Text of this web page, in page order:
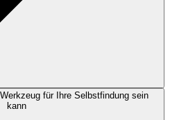
für Ihre Selbstfindung sein
kann